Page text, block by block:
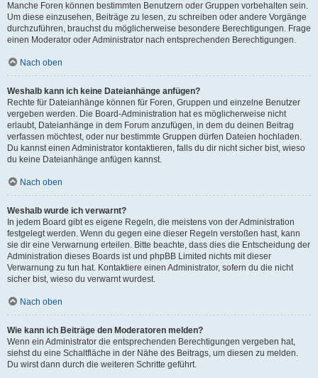
Manche Foren können bestimmten Benutzern oder Gruppen vorbehalten sein.
Um diese einzusehen, Beiträge zu lesen, zu schreiben oder andere Vorgänge
durchzuführen, brauchst du möglicherweise besondere Berechtigungen. Frage
einen Moderator oder Administrator nach entsprechenden Berechtigungen.
Nach oben
Weshalb kann ich keine Dateianhänge anfügen?
Rechte für Dateianhänge können für Foren, Gruppen und einzelne Benutzer
vergeben werden. Die Board-Administration hat es möglicherweise nicht
erlaubt, Dateianhänge in dem Forum anzufügen, in dem du deinen Beitrag
verfassen möchtest, oder nur bestimmte Gruppen dürfen Dateien hochladen.
Du kannst einen Administrator kontaktieren, falls du dir nicht sicher bist, wieso
du keine Dateianhänge anfügen kannst.
Nach oben
Weshalb wurde ich verwarnt?
In jedem Board gibt es eigene Regeln, die meistens von der Administration
festgelegt werden. Wenn du gegen eine dieser Regeln verstoßen hast, kann
sie dir eine Verwarnung erteilen. Bitte beachte, dass dies die Entscheidung der
Administration dieses Boards ist und phpBB Limited nichts mit dieser
Verwarnung zu tun hat. Kontaktiere einen Administrator, sofern du die nicht
sicher bist, wieso du verwarnt wurdest.
Nach oben
Wie kann ich Beiträge den Moderatoren melden?
Wenn ein Administrator die entsprechenden Berechtigungen vergeben hat,
siehst du eine Schaltfläche in der Nähe des Beitrags, um diesen zu melden.
Du wirst dann durch die weiteren Schritte geführt.